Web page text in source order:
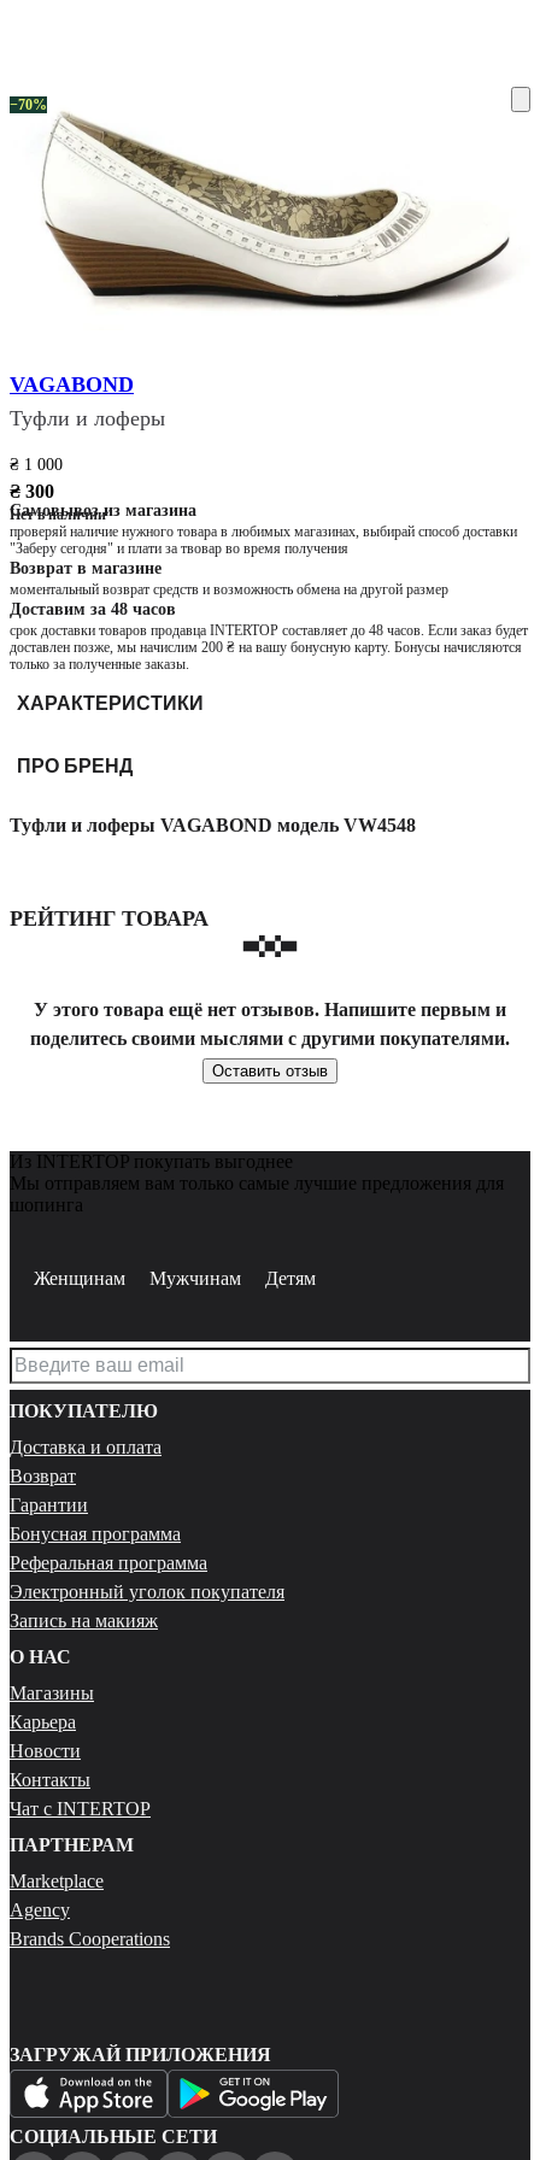
−70%
VAGABOND
Туфли и лоферы
₴ 1 000
₴ 300
Нет в наличии
Самовывоз из магазина
проверяй наличие нужного товара в любимых магазинах, выбирай способ доставки
"Заберу сегодня" и плати за твовар во время получения
Возврат в магазине
моментальный возврат средств и возможность обмена на другой размер
Доставим за 48 часов
срок доставки товаров продавца INTERTOP составляет до 48 часов. Если заказ будет
доставлен позже, мы начислим 200 ₴ на вашу бонусную карту. Бонусы начисляются
только за полученные заказы.
ХАРАКТЕРИСТИКИ
ПРО БРЕНД
Туфли и лоферы VAGABOND модель VW4548
РЕЙТИНГ ТОВАРА
У этого товара ещё нет отзывов. Напишите первым и
поделитесь своими мыслями с другими покупателями.
Оставить отзыв
Из INTERTOP покупать выгоднее
Мы отправляем вам только самые лучшие предложения для
шопинга
Женщинам Мужчинам Детям
ПОКУПАТЕЛЮ
Доставка и оплата
Возврат
Гарантии
Бонусная программа
Реферальная программа
Электронный уголок покупателя
Запись на макияж
О НАС
Магазины
Карьера
Новости
Контакты
Чат с INTERTOP
ПАРТНЕРАМ
Marketplace
Agency
Brands Cooperations
ЗАГРУЖАЙ ПРИЛОЖЕНИЯ
СОЦИАЛЬНЫЕ СЕТИ